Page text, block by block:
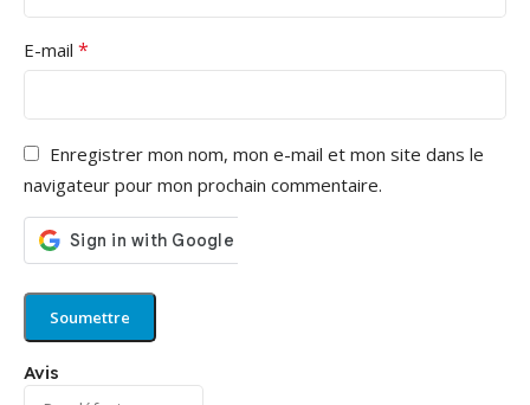
Avis
E-mail *
Enregistrer mon nom, mon e-mail et mon site dans le
navigateur pour mon prochain commentaire.